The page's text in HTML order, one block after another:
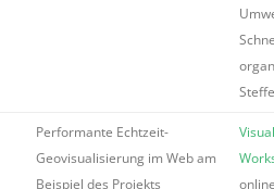
Performante Echtzeit-
Geovisualisierung im Web am
Beispiel des Projekts